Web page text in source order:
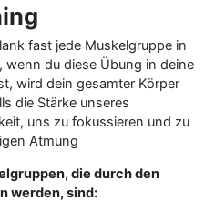
fast jede Muskelgruppe in
wenn du diese Übung in deine
wird dein gesamter Körper
die Stärke unseres
uns zu fokussieren und zu
Atmung
die durch den
werden, sind: